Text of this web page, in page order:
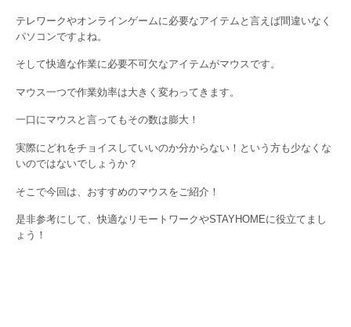
テレワークやオンラインゲームに必要なアイテムと言えば間違いなく
パソコンですよね。
そして快適な作業に必要不可欠なアイテムがマウスです。
マウス一つで作業効率は大きく変わってきます。
一口にマウスと言ってもその数は膨大！
実際にどれをチョイスしていいのか分からない！という方も少なくな
いのではないでしょうか？
そこで今回は、おすすめのマウスをご紹介！
是非参考にして、快適なリモートワークやSTAYHOMEに役立てまし
ょう！